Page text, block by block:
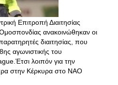
Επιτροπή Διαιτησίας
ανακοινώθηκαν οι
παρατηρητές διαιτησίας, που
αγωνιστικής του
λοιπόν για την
στην Κέρκυρα στο ΝΑΟ